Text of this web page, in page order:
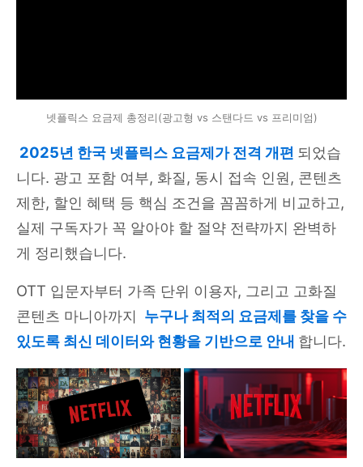
넷플릭스 요금제 총정리(광고형 vs 스탠다드 vs 프리미엄)
2025년 한국 넷플릭스 요금제가 전격 개편 되었습
니다. 광고 포함 여부, 화질, 동시 접속 인원, 콘텐츠
제한, 할인 혜택 등 핵심 조건을 꼼꼼하게 비교하고,
실제 구독자가 꼭 알아야 할 절약 전략까지 완벽하
게 정리했습니다.
OTT 입문자부터 가족 단위 이용자, 그리고 고화질
콘텐츠 마니아까지 누구나 최적의 요금제를 찾을 수
있도록 최신 데이터와 현황을 기반으로 안내 합니다.